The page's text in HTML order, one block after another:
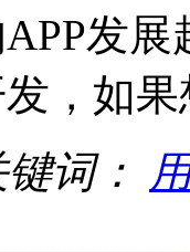
发
发，如
键词：